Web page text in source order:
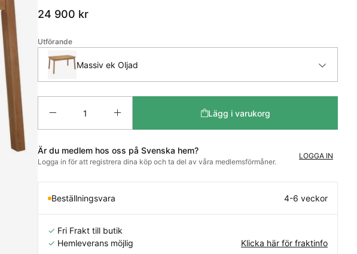
24 900 kr
Utförande
Massiv ek Oljad
Lägg i varukorg
Är du medlem hos oss på Svenska hem?
Logga in för att registrera dina köp och ta del av våra medlemsförmåner.
LOGGA IN
Beställningsvara 4-6 veckor
✓ Fri Frakt till butik
✓ Hemleverans möjlig Klicka här för fraktinfo